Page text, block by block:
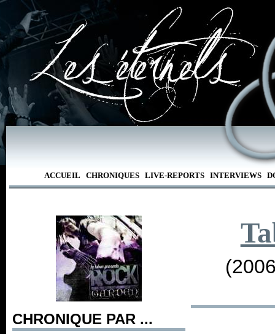
ACCUEIL CHRONIQUES LIVE-REPORTS INTERVIEWS
CHRONIQUE PAR ...